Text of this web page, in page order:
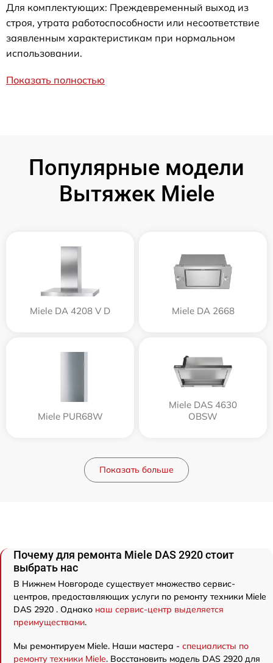
Для комплектующих: Преждевременный выход из
строя, утрата работоспособности или несоответствие
заявленным характеристикам при нормальном
использовании.
Показать полностью
Популярные модели
Вытяжек Miele
Miele DA 4208 V D Miele DA 2668
Miele PUR68W
Miele DAS 4630
OBSW
Показать больше
Почему для ремонта Miele DAS 2920 стоит
выбрать нас
В Нижнем Новгороде существует множество сервис-
центров, предоставляющих услуги по ремонту техники Miele
DAS 2920 . Однако наш сервис-центр выделяется
преимуществами.
Мы ремонтируем Miele. Наши мастера - специалисты по
ремонту техники Miele. Восстановить модель DAS 2920 для